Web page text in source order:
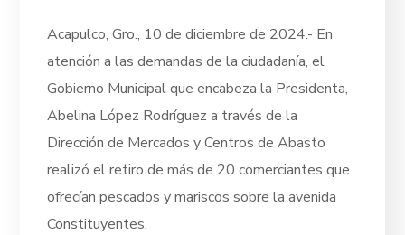
Acapulco, Gro., 10 de diciembre de 2024.- En
atención a las demandas de la ciudadanía, el
Gobierno Municipal que encabeza la Presidenta,
Abelina López Rodríguez a través de la
Dirección de Mercados y Centros de Abasto
realizó el retiro de más de 20 comerciantes que
ofrecían pescados y mariscos sobre la avenida
Constituyentes.